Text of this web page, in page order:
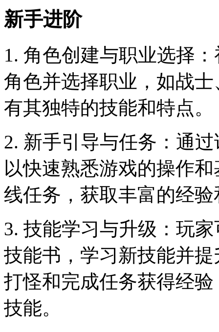
新手进阶
1. 角色创建与职业选择
角色并选择职业，如战
有其独特的技能和特点。
2. 新手引导与任务：通
以快速熟悉游戏的操作
线任务，获取丰富的经
3. 技能学习与升级：玩
技能书，学习新技能并
打怪和完成任务获得经
技能。